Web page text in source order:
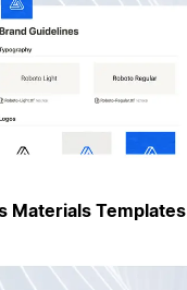
Materials Templates